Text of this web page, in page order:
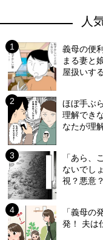
人
義母の便
まる妻と
屋扱いす
ほぼ手ぶ
理解でき
なたが理
「あら、
ないでし
視？悪意
「義母
発！ 夫は